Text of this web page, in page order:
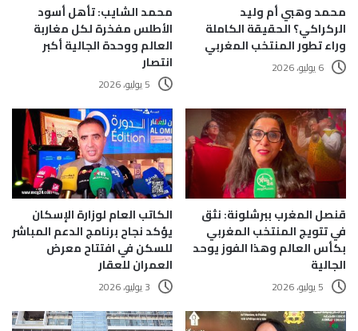
محمد وهبي أم وليد
الركراكي؟ الحقيقة الكاملة
وراء تطور المنتخب المغربي
6 يوليو، 2026
محمد الشايب: تأهل أسود
الأطلس مفخرة لكل مغاربة
العالم ووحدة الجالية أكبر
انتصار
5 يوليو، 2026
قنصل المغرب ببرشلونة: نثق
في تتويج المنتخب المغربي
بكأس العالم وهذا الفوز يوحد
الجالية
5 يوليو، 2026
الكاتب العام لوزارة الإسكان
يؤكد نجاح برنامج الدعم المباشر
للسكن في افتتاح معرض
العمران للعقار
3 يوليو، 2026